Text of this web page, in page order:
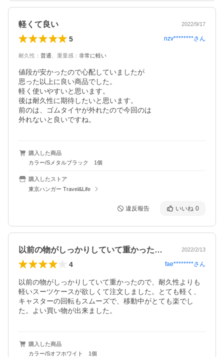
軽くて良い 2022/9/17
5 nzv********さん
耐久性 ： 普通 重量感 ： 非常に軽い
値段が安かったので心配していましたが
思った以上に良い商品でした。
軽く使いやすいと思います。
後は耐久性に期待したいと思います。
前のは、ゴムタイヤが外れたので今回のは
外れないと良いですね。
購入した商品
カラー/Sメタルブラック 1個
購入したストア
東京ハンガー Travel&Life
違反報告 いいね 0
以前の物がしっかりしていて重かったので… 2022/2/13
4 fae********さん
以前の物がしっかりしていて重かったので、耐久性よりも
軽いスーツケースが欲しくて注文しました。とても軽く、
キャスターの回転もスムーズで、移動中がとても楽でし
た。よい買い物が出来ました。
購入した商品
カラー/Sオフホワイト 1個